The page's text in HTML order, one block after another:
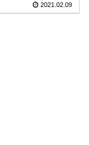
るような切り方をし
2021.02.09